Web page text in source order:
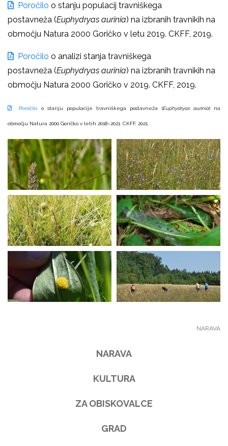
Poročilo o stanju populacij travniškega
postavneža (Euphydryas aurinia) na izbranih travnikih na
območju Natura 2000 Goričko v letu 2019. CKFF, 2019.
Poročilo o analizi stanja travniškega
postavneža (Euphydryas aurinia) na izbranih travnikih na
območju Natura 2000 Goričko v 2019. CKFF, 2019.
Poročilo o stanju populacije travniškega postavneža (Euphydryas aurinia) na
območju Natura 2000 Goričko v letih 2018–2021. CKFF, 2021.
NARAVA
NARAVA
KULTURA
ZA OBISKOVALCE
GRAD